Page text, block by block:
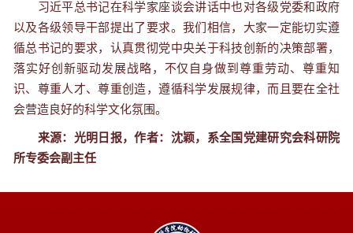
习近平总书记在科学家座谈会讲话中也对各级党委和政府
以及各级领导干部提出了要求。我们相信，大家一定能切实遵
循总书记的要求，认真贯彻党中央关于科技创新的决策部署，
落实好创新驱动发展战略，不仅自身做到尊重劳动、尊重知
识、尊重人才、尊重创造，遵循科学发展规律，而且要在全社
会营造良好的科学文化氛围。
来源：光明日报，作者：沈颖，系全国党建研究会科研院
所专委会副主任